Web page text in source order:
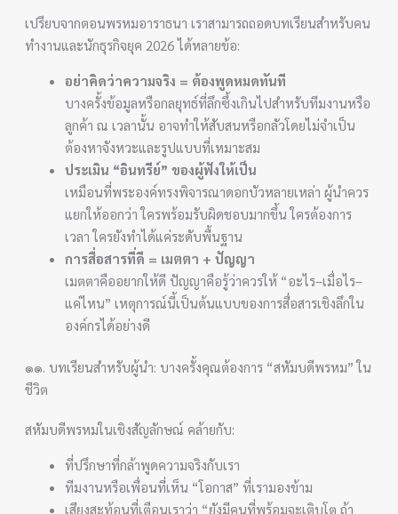
เปรียบจากตอนพรหมอาราธนา เราสามารถถอดบทเรียนสำหรับคน
ทำงานและนักธุรกิจยุค 2026 ได้หลายข้อ:
อย่าคิดว่าความจริง = ต้องพูดหมดทันที
บางครั้งข้อมูลหรือกลยุทธ์ที่ลึกซึ้งเกินไปสำหรับทีมงานหรือ
ลูกค้า ณ เวลานั้น อาจทำให้สับสนหรือกลัวโดยไม่จำเป็น
ต้องหาจังหวะและรูปแบบที่เหมาะสม
ประเมิน “อินทรีย์” ของผู้ฟังให้เป็น
เหมือนที่พระองค์ทรงพิจารณาดอกบัวหลายเหล่า ผู้นำควร
แยกให้ออกว่า ใครพร้อมรับผิดชอบมากขึ้น ใครต้องการ
เวลา ใครยังทำได้แค่ระดับพื้นฐาน
การสื่อสารที่ดี = เมตตา + ปัญญา
เมตตาคืออยากให้ดี ปัญญาคือรู้ว่าควรให้ “อะไร–เมื่อไร–
แค่ไหน” เหตุการณ์นี้เป็นต้นแบบของการสื่อสารเชิงลึกใน
องค์กรได้อย่างดี
๑๑. บทเรียนสำหรับผู้นำ: บางครั้งคุณต้องการ “สหัมบดีพรหม” ใน
ชีวิต
สหัมบดีพรหมในเชิงสัญลักษณ์ คล้ายกับ:
ที่ปรึกษาที่กล้าพูดความจริงกับเรา
ทีมงานหรือเพื่อนที่เห็น “โอกาส” ที่เรามองข้าม
เสียงสะท้อนที่เตือนเราว่า “ยังมีคนที่พร้อมจะเติบโต ถ้า